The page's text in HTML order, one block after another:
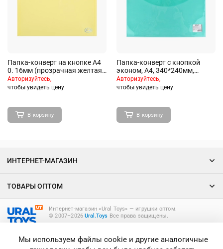
Папка-конверт на кнопке А4
0. 16мм (прозрачная желтая)
ПП
Авторизуйтесь,
чтобы увидеть цену
В корзину
Папка-конверт с кнопкой
эконом, А4, 340*240мм,
прозрачная, зеленая, до 100
лист, 0,12мм,
Авторизуйтесь,
чтобы увидеть цену
В корзину
Интернет-магазин «Ural Toys» ― игрушки оптом.
© 2007–2026Ural.Toys Все права защищены.
ИНТЕРНЕТ-МАГАЗИН
ТОВАРЫ ОПТОМ
Мы используем файлы cookie и другие аналогичные